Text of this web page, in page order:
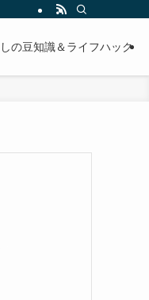
の豆知識＆ライフハック